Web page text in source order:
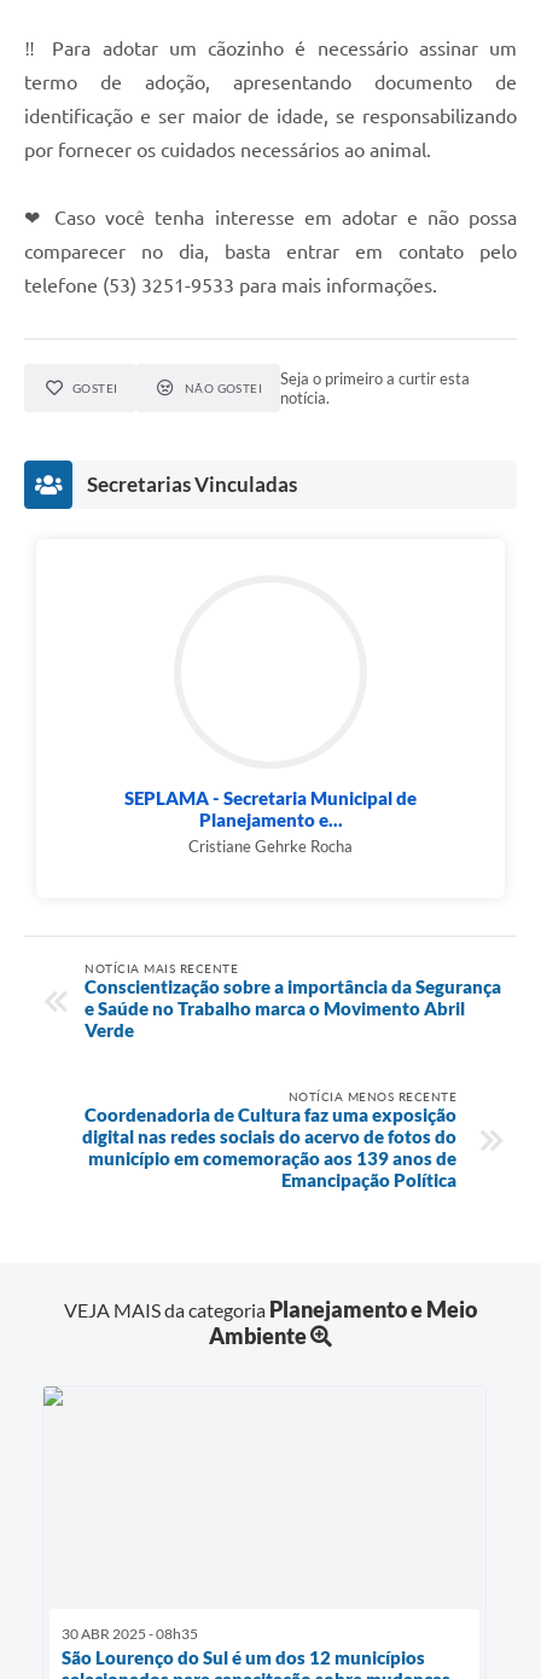
‼️ Para adotar um cãozinho é necessário assinar um
termo de adoção, apresentando documento de
identificação e ser maior de idade, se responsabilizando
por fornecer os cuidados necessários ao animal.
❤ Caso você tenha interesse em adotar e não possa
comparecer no dia, basta entrar em contato pelo
telefone (53) 3251-9533 para mais informações.
GOSTEI NÃO GOSTEI
Seja o primeiro a curtir esta
notícia.
Secretarias Vinculadas
SEPLAMA - Secretaria Municipal de
Planejamento e...
Cristiane Gehrke Rocha
NOTÍCIA MAIS RECENTE
Conscientização sobre a importância da Segurança
e Saúde no Trabalho marca o Movimento Abril
Verde
NOTÍCIA MENOS RECENTE
Coordenadoria de Cultura faz uma exposição
digital nas redes sociais do acervo de fotos do
município em comemoração aos 139 anos de
Emancipação Política
VEJA MAIS da categoria Planejamento e Meio
Ambiente
30 ABR 2025 - 08h35
São Lourenço do Sul é um dos 12 municípios